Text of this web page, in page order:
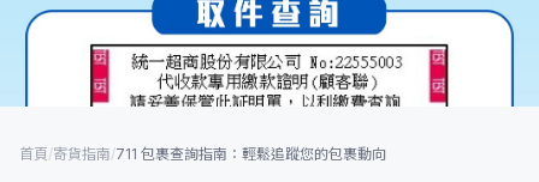
首頁/寄貨指南/711 包裹查詢指南：輕鬆追蹤您的包裹動向